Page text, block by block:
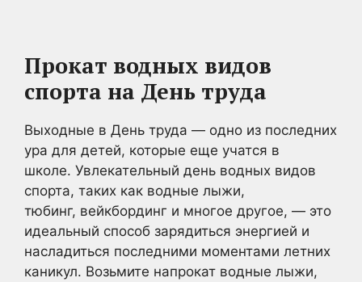
Прокат водных видов
спорта на День труда
Выходные в День труда — одно из последних
ура для детей, которые еще учатся в
школе. Увлекательный день водных видов
спорта, таких как водные лыжи,
тюбинг, вейкбординг и многое другое, — это
идеальный способ зарядиться энергией и
насладиться последними моментами летних
каникул. Возьмите напрокат водные лыжи,